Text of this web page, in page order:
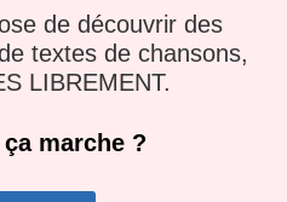
de découvrir des
textes de chansons,
LIBREMENT.
marche ?